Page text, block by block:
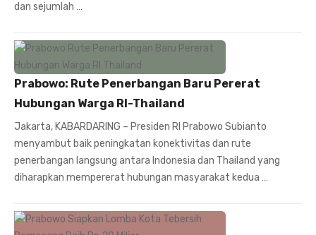
dan sejumlah …
Prabowo: Rute Penerbangan Baru Pererat
Hubungan Warga RI-Thailand
Jakarta, KABARDARING – Presiden RI Prabowo Subianto
menyambut baik peningkatan konektivitas dan rute
penerbangan langsung antara Indonesia dan Thailand yang
diharapkan mempererat hubungan masyarakat kedua …